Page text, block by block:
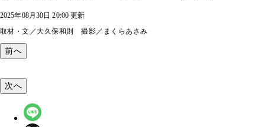
2025年08月30日 20:00 更新
取材・文／大久保和則 撮影／まくらあさみ
前へ
次へ